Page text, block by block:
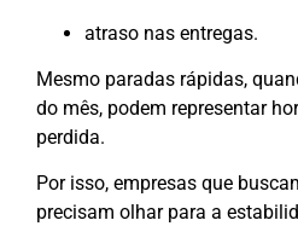
atraso nas entregas.
Mesmo paradas rápidas,
do mês, podem representar
perdida.
Por isso, empresas que
precisam olhar para a